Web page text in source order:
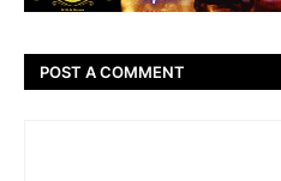
POST A COMMENT